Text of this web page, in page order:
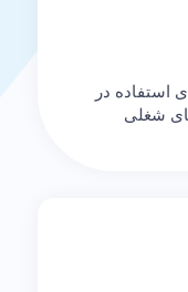
استفاده در
شغلی